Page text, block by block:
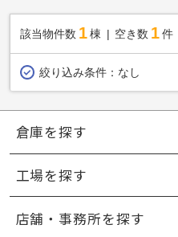
該当物件数 1棟 空き数 1 件
絞り込み条件： なし
倉庫を探す
工場を探す
店舗・事務所を探す